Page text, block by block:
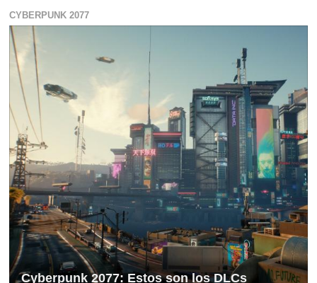
CYBERPUNK 2077
Cyberpunk 2077: Estos son los DLCs